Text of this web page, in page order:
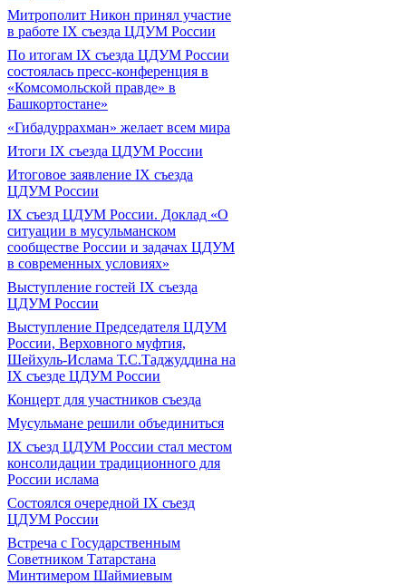
Митрополит Никон принял участие
в работе IX съезда ЦДУМ России
По итогам IX съезда ЦДУМ России
состоялась пресс-конференция в
«Комсомольской правде» в
Башкортостане»
«Гибадуррахман» желает всем мира
Итоги IX cъезда ЦДУМ России
Итоговое заявление IX съезда
ЦДУМ России
IX съезд ЦДУМ России. Доклад «О
ситуации в мусульманском
сообществе России и задачах ЦДУМ
в современных условиях»
Выступление гостей IX съезда
ЦДУМ России
Выступление Председателя ЦДУМ
России, Верховного муфтия,
Шейхуль-Ислама Т.С.Таджуддина на
IX съезде ЦДУМ России
Концерт для участников съезда
Мусульмане решили объединиться
IX съезд ЦДУМ России стал местом
консолидации традиционного для
России ислама
Состоялся очередной IX съезд
ЦДУМ России
Встреча с Государственным
Советником Татарстана
Минтимером Шаймиевым